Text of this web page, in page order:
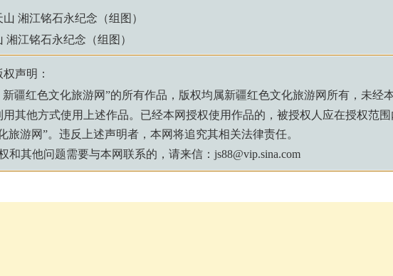
湘江铭石永纪念（组图）
江铭石永纪念（组图）
权声明：
新疆红色文化旅游网”的所有作品，版权均属新疆红色文化旅游网 所有，未经
其他方式使用上述作品。已经本网授权使用作品的，被授权人应在授权范
旅游网”。违反上述声明者，本网将追究其相关法律责任。
和其他问题需要与本网联系的，请来信：js88@vip.sina.com